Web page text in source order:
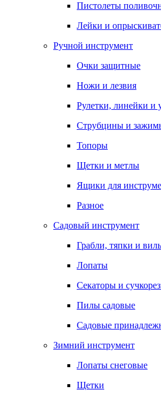
Пистолеты
Лейки и
Ручной инструмент
Очки защитные
Ножи и лезвия
Рулетки, линейки и
Струбцины и
Топоры
Щетки и метлы
Ящики для
Разное
Садовый инструмент
Грабли, тяпки и
Лопаты
Секаторы и
Пилы садовые
Садовые
Зимний инструмент
Лопаты снеговые
Щетки